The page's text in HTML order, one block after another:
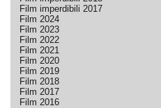
Film imperdibili 2017
Film 2024
Film 2023
Film 2022
Film 2021
Film 2020
Film 2019
Film 2018
Film 2017
Film 2016